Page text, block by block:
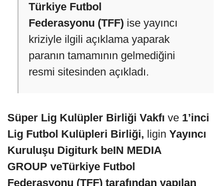
Türkiye Futbol
Federasyonu (TFF) ise yayıncı
kriziyle ilgili açıklama yaparak
paranın tamamının gelmediğini
resmi sitesinden açıkladı.
Süper Lig Kulüpler Birliği Vakfı ve 1’inci
Lig Futbol Kulüpleri Birliği, ligin Yayıncı
Kuruluş​​​​​​​u Digiturk beIN MEDIA
GROUP veTürkiye Futbol
Federasyonu (TFF) tarafından yapılan